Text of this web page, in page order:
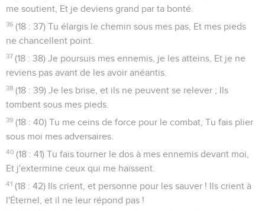
me soutient, Et je deviens grand par ta bonté.
36 (18 : 37) Tu élargis le chemin sous mes pas, Et mes pieds
ne chancellent point.
37 (18 : 38) Je poursuis mes ennemis, je les atteins, Et je ne
reviens pas avant de les avoir anéantis.
38 (18 : 39) Je les brise, et ils ne peuvent se relever ; Ils
tombent sous mes pieds.
39 (18 : 40) Tu me ceins de force pour le combat, Tu fais plier
sous moi mes adversaires.
40 (18 : 41) Tu fais tourner le dos à mes ennemis devant moi,
Et j'extermine ceux qui me haïssent.
41 (18 : 42) Ils crient, et personne pour les sauver ! Ils crient à
l'Éternel, et il ne leur répond pas !